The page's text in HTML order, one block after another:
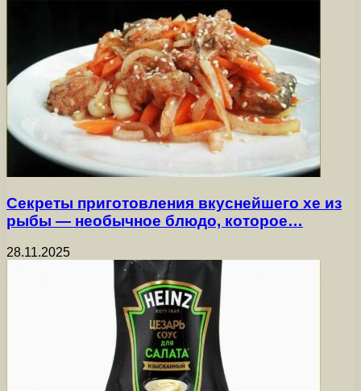
Секреты приготовления вкуснейшего хе из
рыбы — необычное блюдо, которое…
28.11.2025